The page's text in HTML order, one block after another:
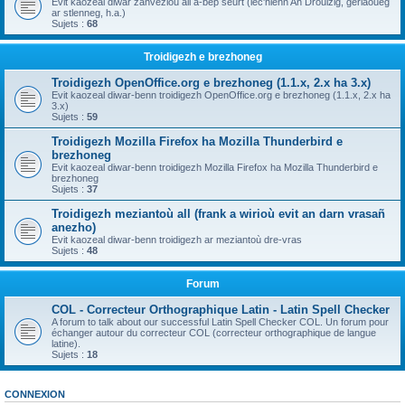
ar stlenneg, h.a.)
Sujets : 68
Troidigezh e brezhoneg
Troidigezh OpenOffice.org e brezhoneg (1.1.x, 2.x ha 3.x)
Evit kaozeal diwar-benn troidigezh OpenOffice.org e brezhoneg (1.1.x, 2.x ha
3.x)
Sujets : 59
Troidigezh Mozilla Firefox ha Mozilla Thunderbird e
brezhoneg
Evit kaozeal diwar-benn troidigezh Mozilla Firefox ha Mozilla Thunderbird e
brezhoneg
Sujets : 37
Troidigezh meziantoù all (frank a wirioù evit an darn vrasañ
anezho)
Evit kaozeal diwar-benn troidigezh ar meziantoù dre-vras
Sujets : 48
Forum
COL - Correcteur Orthographique Latin - Latin Spell Checker
A forum to talk about our successful Latin Spell Checker COL. Un forum pour
échanger autour du correcteur COL (correcteur orthographique de langue
latine).
Sujets : 18
CONNEXION